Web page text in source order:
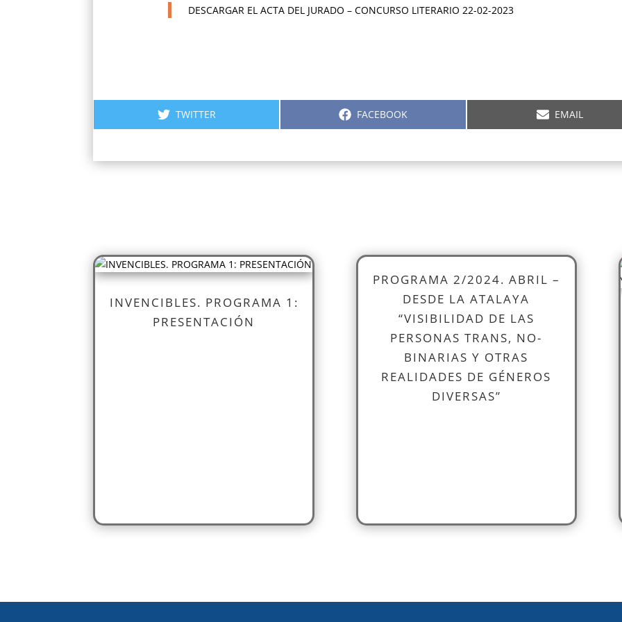
DESCARGAR EL ACTA DEL JURADO – CONCURSO LITERARIO 22-02-2023
COMPARTIR
TWITTER COMPARTIR
FACEBOOK COMPARTIR
EMAIL
INVENCIBLES. PROGRAMA 1:
PRESENTACIÓN
PROGRAMA 2/2024. ABRIL –
DESDE LA ATALAYA
“VISIBILIDAD DE LAS
PERSONAS TRANS, NO-
BINARIAS Y OTRAS
REALIDADES DE GÉNEROS
DIVERSAS”